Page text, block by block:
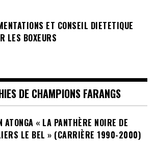
ET CONSEIL DIETETIQUE
LES BOXEURS
DE CHAMPIONS FARANGS
ATONGA « LA PANTHÈRE NOIRE DE
LE BEL » (CARRIÈRE 1990-2000)